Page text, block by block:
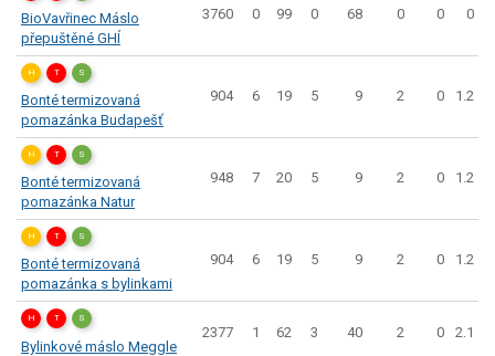
BioVavřinec Máslo
přepuštěné GHÍ
3760 0 99 0 68 0 0 0
H T S
Bonté termizovaná
pomazánka Budapešť
904 6 19 5 9 2 0 1.2
H T S
Bonté termizovaná
pomazánka Natur
948 7 20 5 9 2 0 1.2
H T S
Bonté termizovaná
pomazánka s bylinkami
904 6 19 5 9 2 0 1.2
H T S
Bylinkové máslo Meggle
2377 1 62 3 40 2 0 2.1